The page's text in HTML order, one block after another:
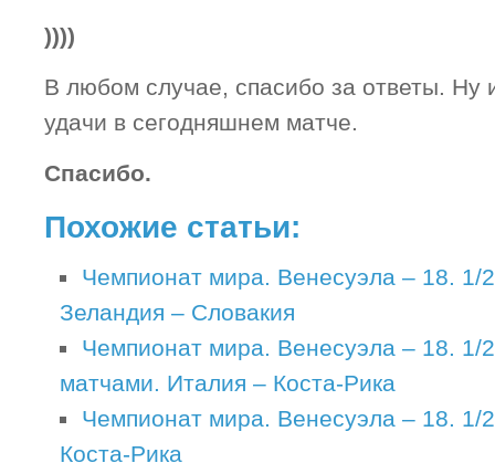
))))
В любом случае, спасибо за ответы. Ну
удачи в сегодняшнем матче.
Спасибо.
Похожие статьи:
Чемпионат мира. Венесуэла – 18. 1/
Зеландия – Словакия
Чемпионат мира. Венесуэла – 18.
матчами. Италия – Коста-Рика
Чемпионат мира. Венесуэла – 18. 1/
Коста-Рика